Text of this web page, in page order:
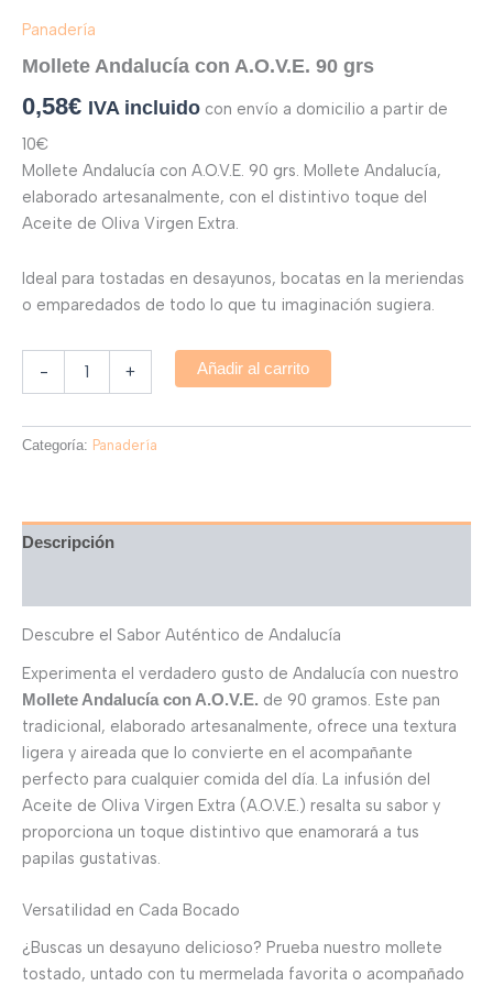
Panadería
Mollete Andalucía con A.O.V.E. 90 grs
0,58€ IVA incluido con envío a domicilio a partir de
10€
Mollete Andalucía con A.O.V.E. 90 grs. Mollete Andalucía,
elaborado artesanalmente, con el distintivo toque del
Aceite de Oliva Virgen Extra.
Ideal para tostadas en desayunos, bocatas en la meriendas
o emparedados de todo lo que tu imaginación sugiera.
- + Añadir al carrito
Categoría: Panadería
Descripción
Descubre el Sabor Auténtico de Andalucía
Experimenta el verdadero gusto de Andalucía con nuestro
Mollete Andalucía con A.O.V.E. de 90 gramos. Este pan
tradicional, elaborado artesanalmente, ofrece una textura
ligera y aireada que lo convierte en el acompañante
perfecto para cualquier comida del día. La infusión del
Aceite de Oliva Virgen Extra (A.O.V.E.) resalta su sabor y
proporciona un toque distintivo que enamorará a tus
papilas gustativas.
Versatilidad en Cada Bocado
¿Buscas un desayuno delicioso? Prueba nuestro mollete
tostado, untado con tu mermelada favorita o acompañado